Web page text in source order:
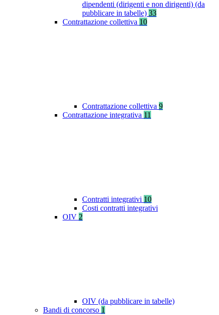
dipendenti (dirigenti e non dirigenti) (da
pubblicare in tabelle) 33
Contrattazione collettiva 10
Contrattazione collettiva 9
Contrattazione integrativa 11
Contratti integrativi 10
Costi contratti integrativi
OIV 2
OIV (da pubblicare in tabelle)
Bandi di concorso 1